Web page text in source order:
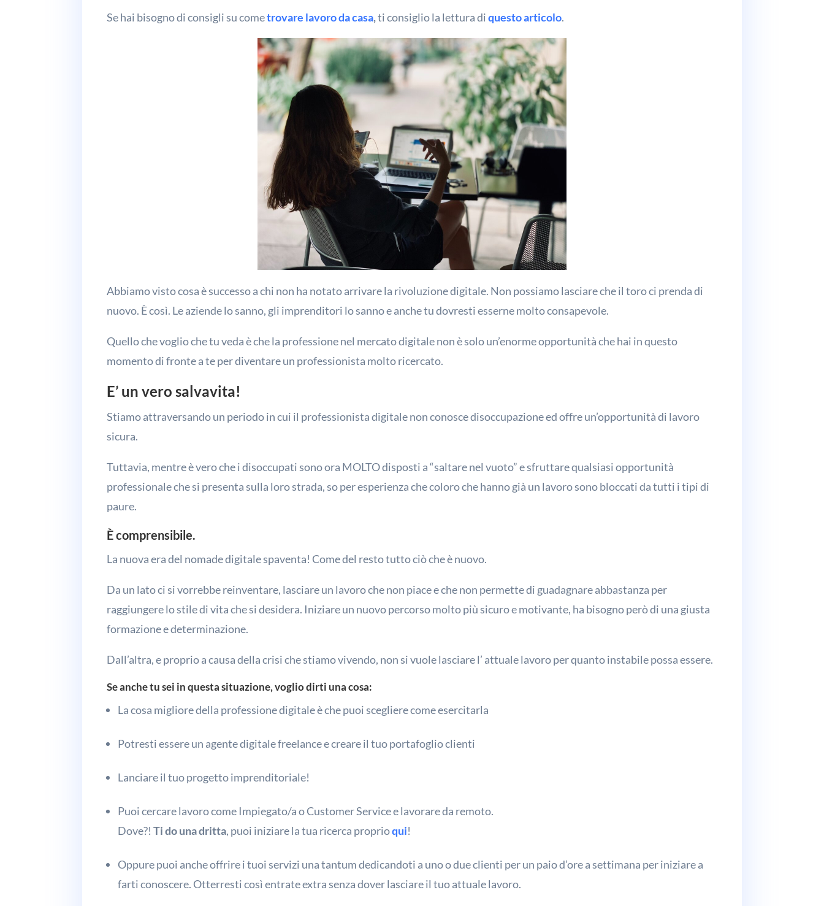
Se hai bisogno di consigli su cometrovare lavoro da casa,ti consiglio la lettura diquesto articolo.
Abbiamo visto cosa è successo a chi non ha notato arrivare la rivoluzione digitale. Non possiamo lasciare che il toro ci prenda di
nuovo. È così. Le aziende lo sanno, gli imprenditori lo sanno e anche tu dovresti esserne molto consapevole.
Quello che voglio che tu veda è che la professione nel mercato digitale non è solo un’enorme opportunità che hai in questo
momento di fronte a te per diventare un professionista molto ricercato.
E’ un vero salvavita!
Stiamo attraversando un periodo in cui il professionista digitale non conosce disoccupazione ed offre un’opportunità di lavoro
sicura.
Tuttavia, mentre è vero che i disoccupati sono ora MOLTO disposti a “saltare nel vuoto” e sfruttare qualsiasi opportunità
professionale che si presenta sulla loro strada, so per esperienza che coloro che hanno già un lavoro sono bloccati da tutti i tipi di
paure.
È comprensibile.
La nuova era del nomade digitale spaventa! Come del resto tutto ciò che è nuovo.
Da un lato ci si vorrebbe reinventare, lasciare un lavoro che non piace e che non permette di guadagnare abbastanza per
raggiungere lo stile di vita che si desidera. Iniziare un nuovo percorso molto più sicuro e motivante, ha bisogno però di una giusta
formazione e determinazione.
Dall’altra, e proprio a causa della crisi che stiamo vivendo, non si vuole lasciare l’ attuale lavoro per quanto instabile possa essere.
Se anche tu sei in questa situazione, voglio dirti una cosa:
La cosa migliore della professione digitale è che puoi scegliere come esercitarla
Potresti essere un agente digitale freelance e creare il tuo portafoglio clienti
Lanciare il tuo progetto imprenditoriale!
Puoi cercare lavoro come Impiegato/a o Customer Service e lavorare da remoto.
Dove?!Ti do una dritta, puoi iniziare la tua ricerca proprioqui!
Oppure puoi anche offrire i tuoi servizi una tantum dedicandoti a uno o due clienti per un paio d’ore a settimana per iniziare a
farti conoscere. Otterresti così entrate extra senza dover lasciare il tuo attuale lavoro.